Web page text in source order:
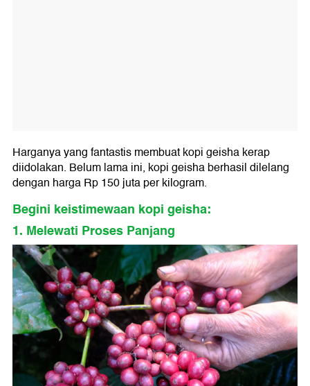
Harganya yang fantastis membuat kopi geisha kerap
diidolakan. Belum lama ini, kopi geisha berhasil dilelang
dengan harga Rp 150 juta per kilogram.
Begini keistimewaan kopi geisha:
1. Melewati Proses Panjang